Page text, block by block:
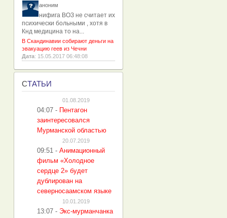
аноним
нифига ВОЗ не считает их
психически больными , хотя в
Кнд медицина то на...
В Скандинавии собирают деньги на
эвакуацию геев из Чечни
Дата: 15.05.2017 06:48:08
СТАТЬИ
01.08.2019
04:07 - Пентагон
заинтересовался
Мурманской областью
20.07.2019
09:51 - Анимационный
фильм «Холодное
сердце 2» будет
дублирован на
северносаамском языке
10.01.2019
13:07 - Экс-мурманчанка